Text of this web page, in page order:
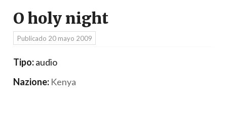
O holy night
Publicado 20 mayo 2009
Tipo:audio
Nazione: Kenya